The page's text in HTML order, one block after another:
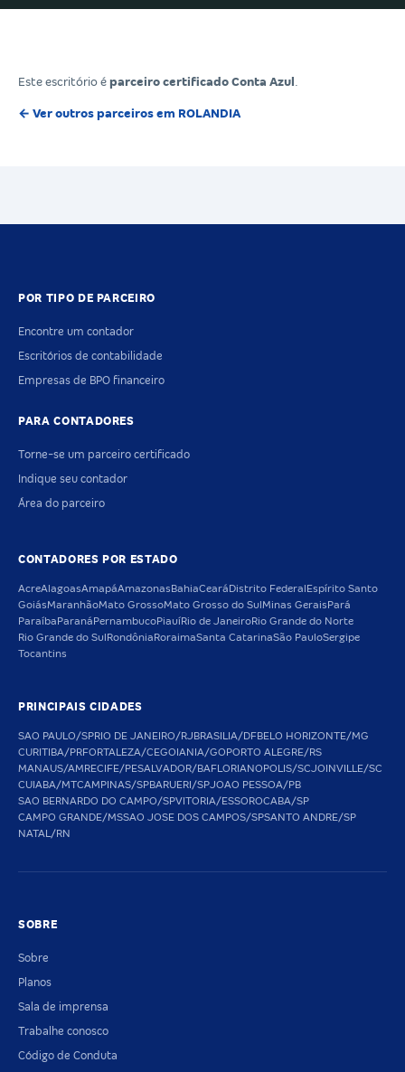
Este escritório é parceiro certificado Conta Azul
← Ver outros parceiros em ROLANDIA
POR TIPO DE PARCEIRO
Encontre um contador
Escritórios de contabilidade
Empresas de BPO financeiro
PARA CONTADORES
Torne-se um parceiro certificado
Indique seu contador
Área do parceiro
CONTADORES POR ESTADO
AcreAlagoasAmapáAmazonas BahiaCeará Distrito Federal Espírito Santo
GoiásMaranhãoMato GrossoMato Grosso do Sul Minas Gerais Pará
Paraíba Paraná PernambucoPiauíRio de JaneiroRio Grande do Norte
Rio Grande do Sul Rondônia RoraimaSanta CatarinaSão PauloSergipe
Tocantins
PRINCIPAIS CIDADES
SAO PAULO/SPRIO DE JANEIRO/RJBRASILIA/DFBELO HORIZONTE/MG
CURITIBA/PRFORTALEZA/CEGOIANIA/GOPORTO ALEGRE/RS
MANAUS/AMRECIFE/PESALVADOR/BAFLORIANOPOLIS/SCJOINVILLE/SC
CUIABA/MTCAMPINAS/SPBARUERI/SPJOAO PESSOA/PB
SAO BERNARDO DO CAMPO/SPVITORIA/ESSOROCABA/SP
CAMPO GRANDE/MSSAO JOSE DOS CAMPOS/SPSANTO ANDRE/SP
NATAL/RN
SOBRE
Sobre
Planos
Sala de imprensa
Trabalhe conosco
Código de Conduta